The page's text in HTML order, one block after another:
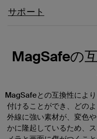
サポート
MagSafeの
MagSafeとの互換性によ
付けることができ、どの
外線に強い素材が、変色
かに隆起しているため、